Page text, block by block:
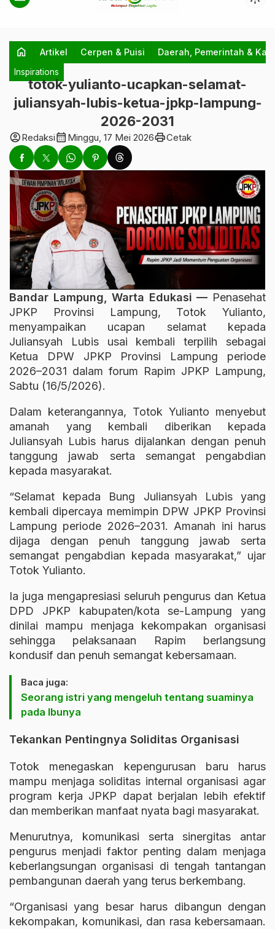
home Artikel Cerpen & Puisi Daerah, Pemerintah &
Inspirations
totok-yulianto-ucapkan-selamat-
juliansyah-lubis-ketua-jpkp-lampung-
2026-2031
account_circleRedaksicalendar_month Minggu, 17 Mei 2026printCetak
Bandar Lampung, Warta Edukasi — Penasehat
JPKP Provinsi Lampung, Totok Yulianto,
menyampaikan ucapan selamat kepada
Juliansyah Lubisusai kembali terpilih sebagai
Ketua DPW JPKP Provinsi Lampung periode
2026–2031 dalam forum Rapim JPKP Lampung,
Sabtu (16/5/2026).
Dalam keterangannya, Totok Yulianto menyebut
amanah yang kembali diberikan kepada
Juliansyah Lubis harus dijalankan dengan penuh
tanggung jawab serta semangat pengabdian
kepada masyarakat.
“Selamat kepada Bung Juliansyah Lubis yang
kembali dipercaya memimpin DPW JPKP Provinsi
Lampung periode 2026–2031. Amanah ini harus
dijaga dengan penuh tanggung jawab serta
semangat pengabdian kepada masyarakat,” ujar
Totok Yulianto.
Ia juga mengapresiasi seluruh pengurus dan Ketua
DPD JPKP kabupaten/kota se-Lampung yang
dinilai mampu menjaga kekompakan organisasi
sehingga pelaksanaan Rapim berlangsung
kondusif dan penuh semangat kebersamaan.
Baca juga:
Seorang istri yang mengeluh tentang suaminya
pada Ibunya
Tekankan Pentingnya Soliditas Organisasi
Totok menegaskan kepengurusan baru harus
mampu menjaga soliditas internal organisasi agar
program kerja JPKP dapat berjalan lebih efektif
dan memberikan manfaat nyata bagi masyarakat.
Menurutnya, komunikasi serta sinergitas antar
pengurus menjadi faktor penting dalam menjaga
keberlangsungan organisasi di tengah tantangan
pembangunan daerah yang terus berkembang.
“Organisasi yang besar harus dibangun dengan
kekompakan, komunikasi, dan rasa kebersamaan.